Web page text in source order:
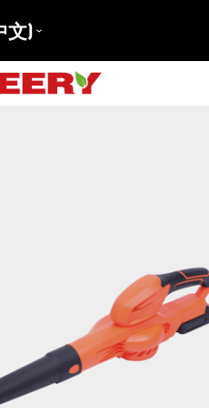
文)